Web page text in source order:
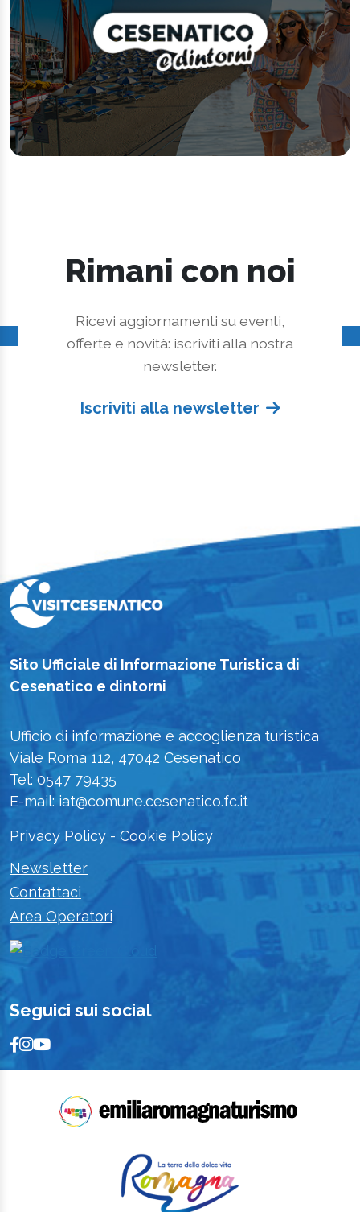
Rimani con noi
Ricevi aggiornamenti su eventi,
offerte e novità: iscriviti alla nostra
newsletter.
Iscriviti alla newsletter
Sito Ufficiale di Informazione Turistica di
Cesenatico e dintorni
Ufficio di informazione e accoglienza turistica
Viale Roma 112, 47042 Cesenatico
Tel: 0547 79435
E-mail: iat@comune.cesenatico.fc.it
Privacy Policy - Cookie Policy
Newsletter
Contattaci
Area Operatori
Seguici sui social